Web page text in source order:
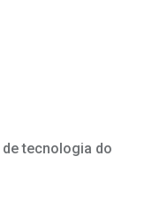
tecnologia do